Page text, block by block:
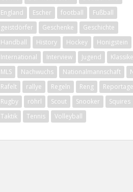
England
Escher football
Fußball
geistdörfer
Geschenke
Geschichte
Handball
History Hockey
Honigstein
International
Interview Jugend
MLS
Nachwuchs Nationalmannschaft
Rafelt
rallye Regeln Reng
Reportage
Rugby
röhrl Scout Snooker
Squires
Taktik
Tennis Volleyball